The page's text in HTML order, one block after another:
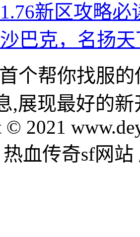
新区攻略
巴克，名扬
个帮你找服
,展现最好的
© 2021
热血传奇sf网